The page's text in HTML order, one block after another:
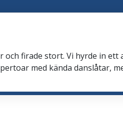
firade stort. Vi hyrde in
med kända danslåtar,